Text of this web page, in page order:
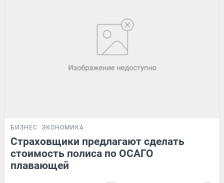
БИЗНЕС ЭКОНОМИКА
Страховщики предлагают сделать
стоимость полиса по ОСАГО
плавающей